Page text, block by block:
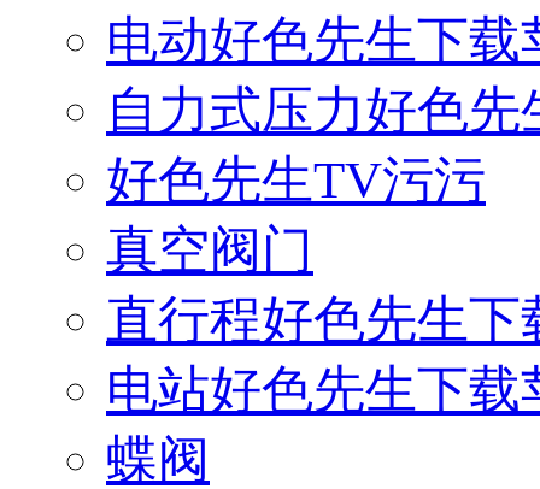
电动好色先生下
自力式压力好色
好色先生TV污污
真空阀门
直行程好色先生
电站好色先生下
蝶阀